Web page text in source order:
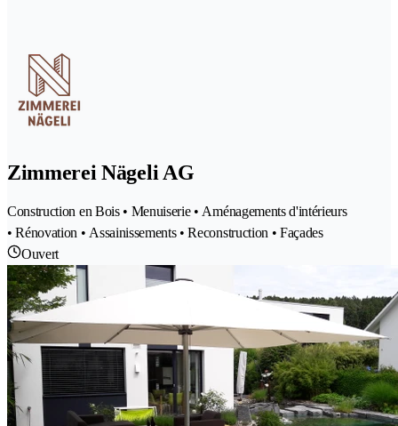
Zimmerei Nägeli AG
Construction en Bois • Menuiserie • Aménagements d'intérieurs
• Rénovation • Assainissements • Reconstruction • Façades
Ouvert